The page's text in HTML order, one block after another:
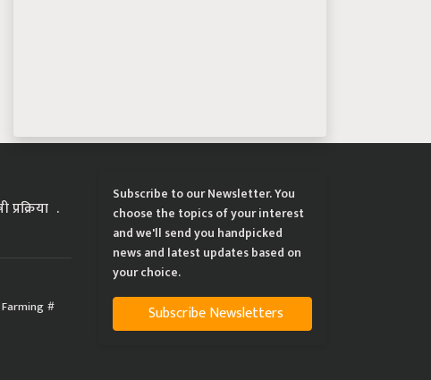
प्रक्रिया
Subscribe to our Newsletter. You
choose the topics of your interest
and we'll send you handpicked
news and latest updates based on
your choice.
Subscribe Newsletters